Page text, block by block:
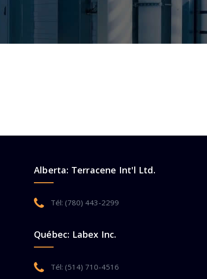
Alberta: Terracene Int'l Ltd.
Tél: (780) 443-2299
Québec: Labex Inc.
Tél: (514) 710-4516